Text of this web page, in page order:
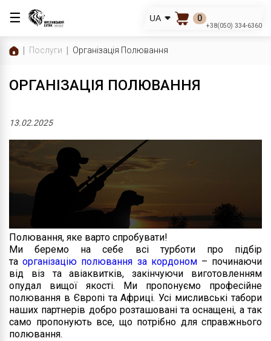
☰ UA 0
+38(050) 334-6360
Послуги Організація Полювання
ОРГАНІЗАЦІЯ ПОЛЮВАННЯ
13.02.2025
Полювання, яке варто спробувати!
Ми беремо на себе всі турботи про підбір
таорганізацію полювання за кордоном– починаючи
від віз та авіаквитків, закінчуючи виготовленням
опудал вищої якості. Ми пропонуємо професійне
полювання в Європі та Африці. Усі мисливські табори
наших партнерів добро розташовані та оснащені, а так
само пропонують все, що потрібно для справжнього
полювання.